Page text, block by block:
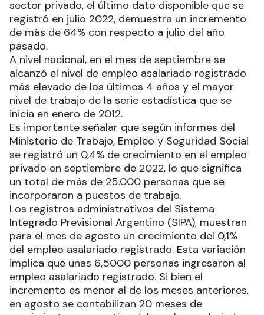
sector privado, el último dato disponible que se
registró en julio 2022, demuestra un incremento
de más de 64% con respecto a julio del año
pasado.
A nivel nacional, en el mes de septiembre se
alcanzó el nivel de empleo asalariado registrado
más elevado de los últimos 4 años y el mayor
nivel de trabajo de la serie estadística que se
inicia en enero de 2012.
Es importante señalar que según informes del
Ministerio de Trabajo, Empleo y Seguridad Social
se registró un 0,4% de crecimiento en el empleo
privado en septiembre de 2022, lo que significa
un total de más de 25.000 personas que se
incorporaron a puestos de trabajo.
Los registros administrativos del Sistema
Integrado Previsional Argentino (SIPA), muestran
para el mes de agosto un crecimiento del 0,1%
del empleo asalariado registrado. Esta variación
implica que unas 6,5000 personas ingresaron al
empleo asalariado registrado. Si bien el
incremento es menor al de los meses anteriores,
en agosto se contabilizan 20 meses de